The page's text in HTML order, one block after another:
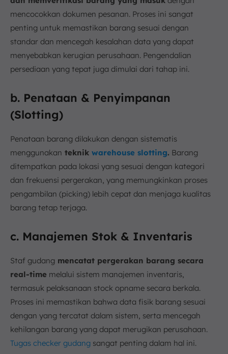
mencocokkan dokumen pesanan. Proses ini sangat
penting untuk memastikan barang sesuai dengan
standar dan mencegah kesalahan data yang dapat
menyebabkan kerugian perusahaan. Pengendalian
persediaan yang tepat juga dimulai dari tahap ini.
b. Penataan & Penyimpanan
(Slotting)
Penataan barang dilakukan dengan sistematis
menggunakan teknik warehouse slotting. Barang
ditempatkan pada lokasi yang sesuai dengan kategori
dan frekuensi pergerakan, yang memungkinkan proses
pengambilan (picking) lebih cepat dan menjaga kualitas
barang tetap terjaga.
c. Manajemen Stok & Inventaris
Staf gudang mencatat pergerakan barang secara
real-time melalui sistem manajemen inventaris,
termasuk pelaksanaan stock opname secara berkala.
Proses ini memastikan bahwa data fisik barang sesuai
dengan yang tercatat dalam sistem, serta mencegah
kehilangan barang yang dapat merugikan perusahaan.
Tugas checker gudang sangat penting dalam hal ini.